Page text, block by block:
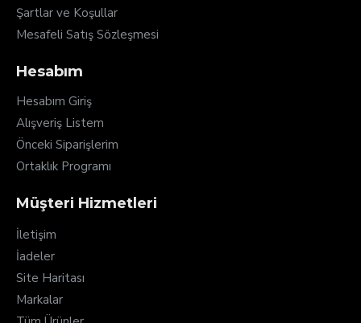
Şartlar ve Koşullar
Mesafeli Satış Sözleşmesi
Hesabım
Hesabım Giriş
Alışveriş Listem
Önceki Siparişlerim
Ortaklık Programı
Müşteri Hizmetleri
İletişim
İadeler
Site Haritası
Markalar